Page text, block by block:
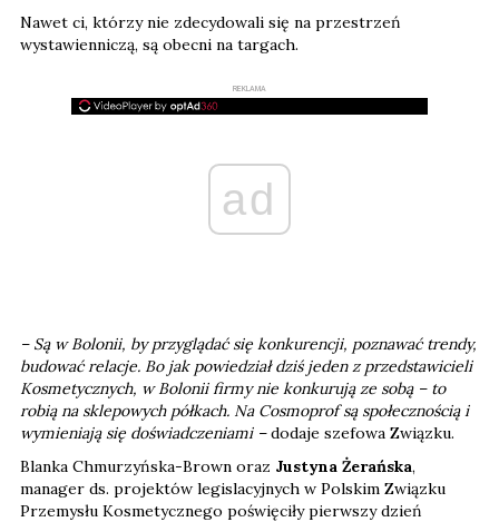
Nawet ci, którzy nie zdecydowali się na przestrzeń
wystawienniczą, są obecni na targach.
REKLAMA
ad
– Są w Bolonii, by przyglądać się konkurencji, poznawać trendy,
budować relacje. Bo jak powiedział dziś jeden z przedstawicieli
Kosmetycznych, w Bolonii firmy nie konkurują ze sobą – to
robią na sklepowych półkach. Na Cosmoprof są społecznością i
wymieniają się doświadczeniami –dodaje szefowa Związku.
Blanka Chmurzyńska-Brown oraz Justyna Żerańska,
manager ds. projektów legislacyjnych w Polskim Związku
Przemysłu Kosmetycznego poświęciły pierwszy dzień